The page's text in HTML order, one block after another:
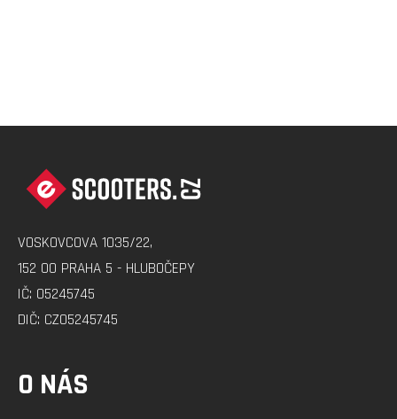
VOSKOVCOVA 1035/22,
152 00 PRAHA 5 - HLUBOČEPY
IČ: 05245745
DIČ: CZ05245745
O NÁS